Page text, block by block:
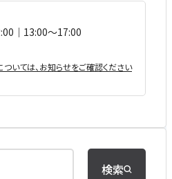
｜13:00〜17:00
いては、お知らせをご確認ください
検索